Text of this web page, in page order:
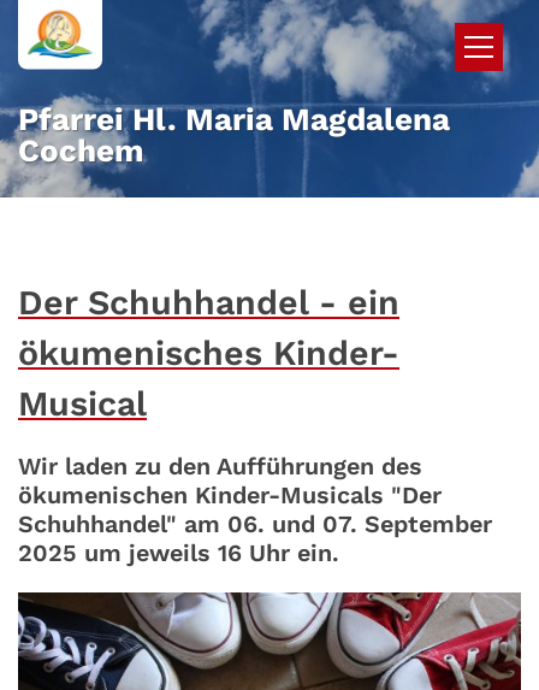
Zum Inhalt springen
Pfarrei Hl. Maria Magdalena
Cochem
Der Schuhhandel - ein
ökumenisches Kinder-
Musical
Wir laden zu den Aufführungen des
ökumenischen Kinder-Musicals "Der
Schuhhandel" am 06. und 07. September
2025 um jeweils 16 Uhr ein.